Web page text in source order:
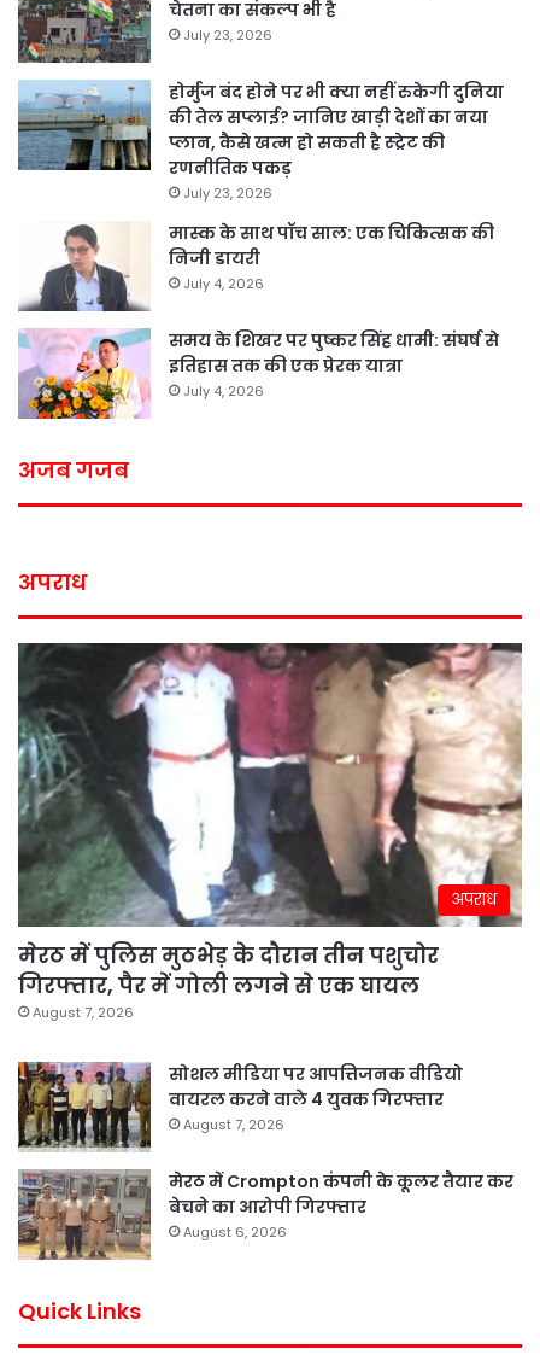
चेतना का संकल्प भी है
July 23, 2026
होर्मुज बंद होने पर भी क्या नहीं रुकेगी दुनिया
की तेल सप्लाई? जानिए खाड़ी देशों का नया
प्लान, कैसे खत्म हो सकती है स्ट्रेट की
रणनीतिक पकड़
July 23, 2026
मास्क के साथ पॉच साल: एक चिकित्सक की
निजी डायरी
July 4, 2026
समय के शिखर पर पुष्कर सिंह धामी: संघर्ष से
इतिहास तक की एक प्रेरक यात्रा
July 4, 2026
अजब गजब
अपराध
अपराध
मेरठ में पुलिस मुठभेड़ के दौरान तीन पशुचोर
गिरफ्तार, पैर में गोली लगने से एक घायल
August 7, 2026
सोशल मीडिया पर आपत्तिजनक वीडियो
वायरल करने वाले 4 युवक गिरफ्तार
August 7, 2026
मेरठ में Crompton कंपनी के कूलर तैयार कर
बेचने का आरोपी गिरफ्तार
August 6, 2026
Quick Links